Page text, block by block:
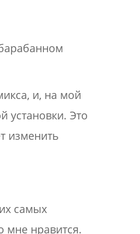
и, на мой
установки. Это
изменить
самых
мне нравится.